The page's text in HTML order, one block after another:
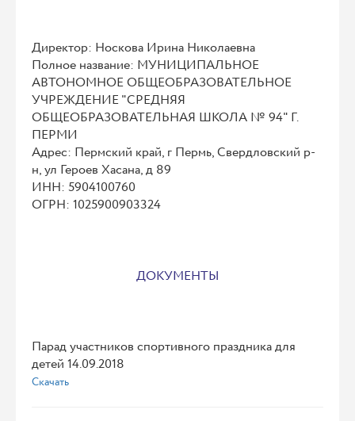
Директор: Носкова Ирина Николаевна
Полное название: МУНИЦИПАЛЬНОЕ
АВТОНОМНОЕ ОБЩЕОБРАЗОВАТЕЛЬНОЕ
УЧРЕЖДЕНИЕ "СРЕДНЯЯ
ОБЩЕОБРАЗОВАТЕЛЬНАЯ ШКОЛА № 94" Г.
ПЕРМИ
Адрес: Пермский край, г Пермь, Свердловский р-
н, ул Героев Хасана, д 89
ИНН: 5904100760
ОГРН: 1025900903324
ДОКУМЕНТЫ
Парад участников спортивного праздника для
детей 14.09.2018
Скачать